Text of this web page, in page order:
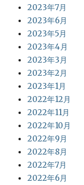
2023年7月
2023年6月
2023年5月
2023年4月
2023年3月
2023年2月
2023年1月
2022年12月
2022年11月
2022年10月
2022年9月
2022年8月
2022年7月
2022年6月